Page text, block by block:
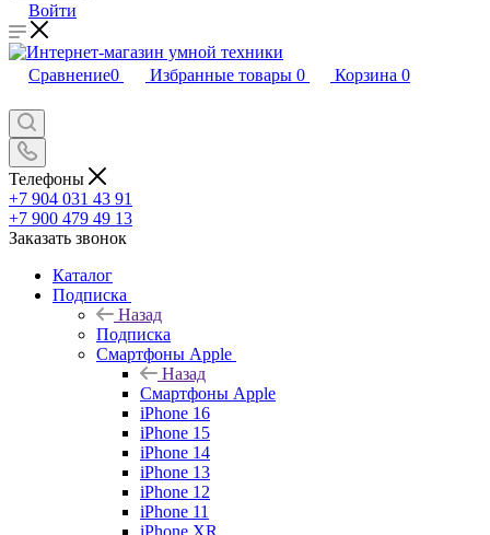
Войти
Сравнение0 Избранные товары 0 Корзина 0
Телефоны
+7 904 031 43 91
+7 900 479 49 13
Заказать звонок
Каталог
Подписка
Назад
Подписка
Смартфоны Apple
Назад
Смартфоны Apple
iPhone 16
iPhone 15
iPhone 14
iPhone 13
iPhone 12
iPhone 11
iPhone XR